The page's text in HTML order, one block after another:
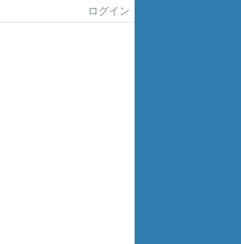
ログイン